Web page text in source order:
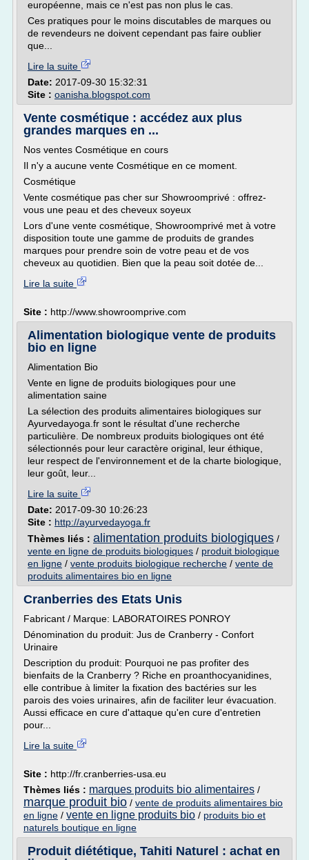
européenne, mais ce n'est pas non plus le cas.
Ces pratiques pour le moins discutables de marques ou
de revendeurs ne doivent cependant pas faire oublier
que...
Lire la suite
Date: 2017-09-30 15:32:31
Site : oanisha.blogspot.com
Vente cosmétique : accédez aux plus
grandes marques en ...
Nos ventes Cosmétique en cours
Il n'y a aucune vente Cosmétique en ce moment.
Cosmétique
Vente cosmétique pas cher sur Showroomprivé : offrez-
vous une peau et des cheveux soyeux
Lors d'une vente cosmétique, Showroomprivé met à votre
disposition toute une gamme de produits de grandes
marques pour prendre soin de votre peau et de vos
cheveux au quotidien. Bien que la peau soit dotée de...
Lire la suite
Site : http://www.showroomprive.com
Alimentation biologique vente de produits
bio en ligne
Alimentation Bio
Vente en ligne de produits biologiques pour une
alimentation saine
La sélection des produits alimentaires biologiques sur
Ayurvedayoga.fr sont le résultat d'une recherche
particulière. De nombreux produits biologiques ont été
sélectionnés pour leur caractère original, leur éthique,
leur respect de l'environnement et de la charte biologique,
leur goût, leur...
Lire la suite
Date: 2017-09-30 10:26:23
Site : http://ayurvedayoga.fr
Thèmes liés : alimentation produits biologiques /
vente en ligne de produits biologiques / produit biologique
en ligne / vente produits biologique recherche / vente de
produits alimentaires bio en ligne
Cranberries des Etats Unis
Fabricant / Marque: LABORATOIRES PONROY
Dénomination du produit: Jus de Cranberry - Confort
Urinaire
Description du produit: Pourquoi ne pas profiter des
bienfaits de la Cranberry ? Riche en proanthocyanidines,
elle contribue à limiter la fixation des bactéries sur les
parois des voies urinaires, afin de faciliter leur évacuation.
Aussi efficace en cure d'attaque qu'en cure d'entretien
pour...
Lire la suite
Site : http://fr.cranberries-usa.eu
Thèmes liés : marques produits bio alimentaires /
marque produit bio / vente de produits alimentaires bio
en ligne / vente en ligne produits bio / produits bio et
naturels boutique en ligne
Produit diététique, Tahiti Naturel : achat en